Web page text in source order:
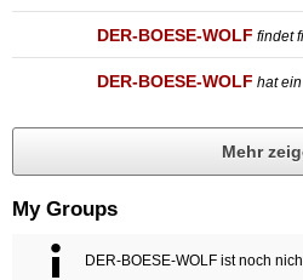
DER-BOESE-WOLF findet
DER-BOESE-WOLF hat
Mehr
My Groups
DER-BOESE-WOLF ist noch